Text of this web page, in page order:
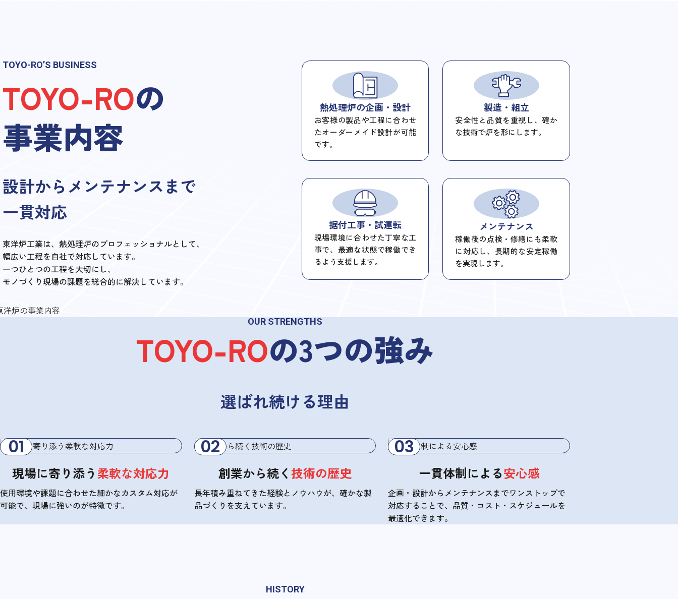
TOYO-RO’S BUSINESS
TOYO-ROの
事業内容
設計からメンテナンスまで
一貫対応
東洋炉工業は、熱処理炉のプロフェッショナルとして、
幅広い工程を自社で対応しています。
一つひとつの工程を大切にし、
モノづくり現場の課題を総合的に解決しています。
熱処理炉の企画・設計
お客様の製品や工程に合わせ
たオーダーメイド設計が可能
です。
製造・組立
安全性と品質を重視し、確か
な技術で炉を形にします。
据付工事・試運転
現場環境に合わせた丁寧な工
事で、最適な状態で稼働でき
るよう支援します。
メンテナンス
稼働後の点検・修繕にも柔軟
に対応し、長期的な安定稼働
を実現します。
OUR STRENGTHS
TOYO-ROの3つの強み
選ばれ続ける理由
現場に寄り添う 柔軟な対応力
使用環境や課題に合わせた細かなカスタム対応が
可能で、現場に強いのが特徴です。
創業から続く 技術の歴史
長年積み重ねてきた経験とノウハウが、確かな製
品づくりを支えています。
一貫体制による安心感
企画・設計からメンテナンスまでワンストップで
対応することで、品質・コスト・スケジュールを
最適化できます。
HISTORY